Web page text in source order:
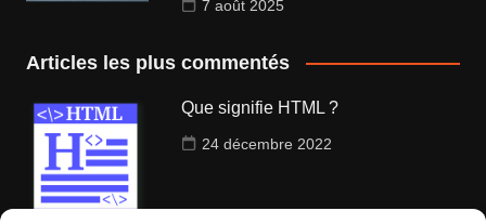
7 août 2025
Articles les plus commentés
Que signifie HTML ?
24 décembre 2022